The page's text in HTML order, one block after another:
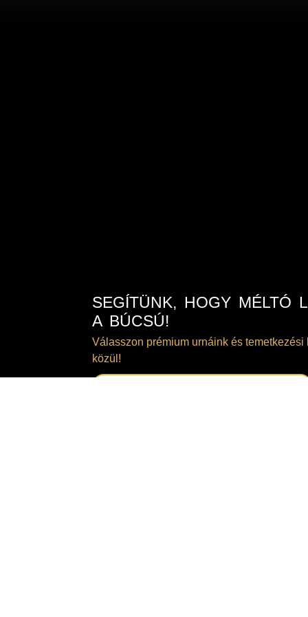
SEGÍTÜNK, HOGY MÉLTÓ
A BÚCSÚ!
Válasszon prémium urnáink és temetkezési
közül!